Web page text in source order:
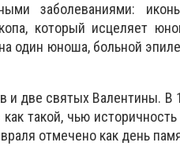
заболеваниями:
который исцеляет
один юноша, больной
и две святых Валентины. В
такой, чью
отмечено как день